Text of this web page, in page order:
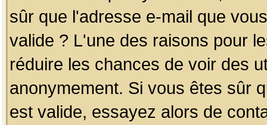
sûr que l'adresse e-mail que
valide ? L'une des raisons pour
réduire les chances de voir des
anonymement. Si vous êtes sûr
est valide, essayez alors de